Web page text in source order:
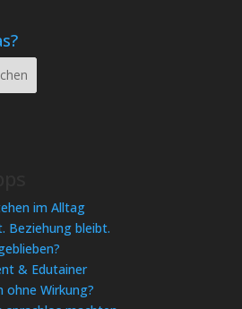
im Alltag
Beziehung bleibt.
& Edutainer
Wirkung?